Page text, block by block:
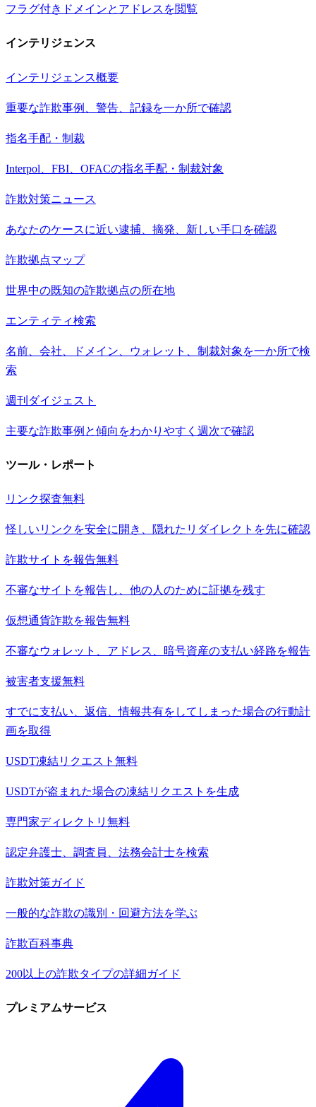
フラグ付きドメインとアドレスを閲覧
インテリジェンス
インテリジェンス概要
重要な詐欺事例、警告、記録を一か所で確認
指名手配・制裁
Interpol、FBI、OFACの指名手配・制裁対象
詐欺対策ニュース
あなたのケースに近い逮捕、摘発、新しい手口を確認
詐欺拠点マップ
世界中の既知の詐欺拠点の所在地
エンティティ検索
名前、会社、ドメイン、ウォレット、制裁対象を一か所で検
索
週刊ダイジェスト
主要な詐欺事例と傾向をわかりやすく週次で確認
ツール・レポート
リンク探査無料
怪しいリンクを安全に開き、隠れたリダイレクトを先に確認
詐欺サイトを報告無料
不審なサイトを報告し、他の人のために証拠を残す
仮想通貨詐欺を報告無料
不審なウォレット、アドレス、暗号資産の支払い経路を報告
被害者支援無料
すでに支払い、返信、情報共有をしてしまった場合の行動計
画を取得
USDT凍結リクエスト 無料
USDTが盗まれた場合の凍結リクエストを生成
専門家ディレクトリ 無料
認定弁護士、調査員、法務会計士を検索
詐欺対策ガイド
一般的な詐欺の識別・回避方法を学ぶ
詐欺百科事典
200以上の詐欺タイプの詳細ガイド
プレミアムサービス